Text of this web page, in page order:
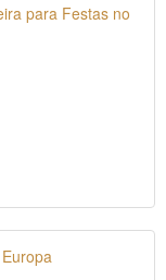
para Festas no